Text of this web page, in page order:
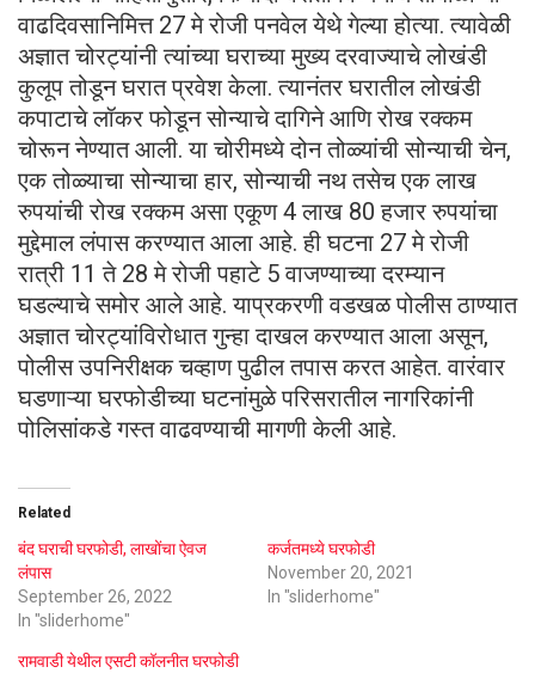
वाढदिवसानिमित्त 27 मे रोजी पनवेल येथे गेल्या होत्या. त्यावेळी
अज्ञात चोरट्यांनी त्यांच्या घराच्या मुख्य दरवाज्याचे लोखंडी
कुलूप तोडून घरात प्रवेश केला. त्यानंतर घरातील लोखंडी
कपाटाचे लॉकर फोडून सोन्याचे दागिने आणि रोख रक्कम
चोरून नेण्यात आली. या चोरीमध्ये दोन तोळ्यांची सोन्याची चेन,
एक तोळ्याचा सोन्याचा हार, सोन्याची नथ तसेच एक लाख
रुपयांची रोख रक्कम असा एकूण 4 लाख 80 हजार रुपयांचा
मुद्देमाल लंपास करण्यात आला आहे. ही घटना 27 मे रोजी
रात्री 11 ते 28 मे रोजी पहाटे 5 वाजण्याच्या दरम्यान
घडल्याचे समोर आले आहे. याप्रकरणी वडखळ पोलीस ठाण्यात
अज्ञात चोरट्यांविरोधात गुन्हा दाखल करण्यात आला असून,
पोलीस उपनिरीक्षक चव्हाण पुढील तपास करत आहेत. वारंवार
घडणाऱ्या घरफोडीच्या घटनांमुळे परिसरातील नागरिकांनी
पोलिसांकडे गस्त वाढवण्याची मागणी केली आहे.
Related
बंद घराची घरफोडी, लाखोंचा ऐवज
लंपास
September 26, 2022
In "sliderhome"
कर्जतमध्ये घरफोडी
November 20, 2021
In "sliderhome"
रामवाडी येथील एसटी कॉलनीत घरफोडी